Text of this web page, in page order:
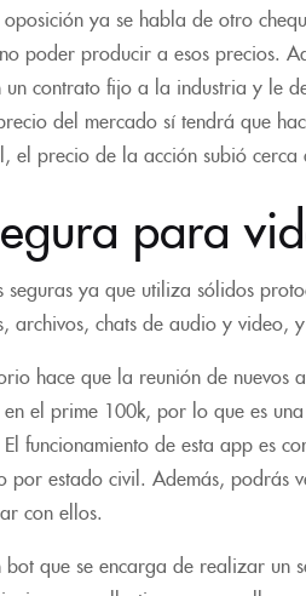
ya se habla de otro
poder producir a esos precios.
contrato fijo a la industria y le
del mercado sí tendrá que
precio de la acción subió cerca
para
seguras ya que utiliza sólidos
archivos, chats de audio y video,
hace que la reunión de
el prime 100k, por lo que es
funcionamiento de esta app es
estado civil. Además, podrás
con ellos.
bot que se encarga de realizar un